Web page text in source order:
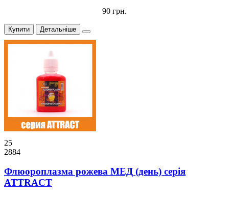
90 грн.
Купити Детальніше
25
2884
Флюороплазма рожева МЕД (день) серiя
ATTRACT